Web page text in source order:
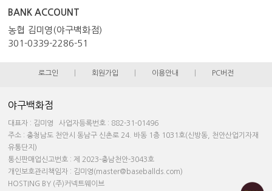
BANK ACCOUNT
농협 김미영(야구백화점)
301-0339-2286-51
로그인 회원가입 이용안내 PC버전
야구백화점
대표자 : 김미영 사업자등록번호 : 882-31-01496
주소 : 충청남도 천안시 동남구 신촌로 24. 바동 1층 1031호(신방동, 천안산업기자재
유통단지)
통신판매업신고번호 : 제 2023-충남천안-3043호
개인보호관리책임자 : 김미영(master@baseballds.com)
HOSTING BY (주)커넥트웨이브